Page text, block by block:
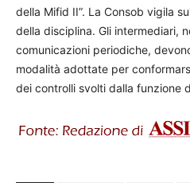
della Mifid II”. La Consob vigila
della disciplina. Gli intermediari,
comunicazioni periodiche,
modalità adottate per
dei controlli svolti dalla funzione